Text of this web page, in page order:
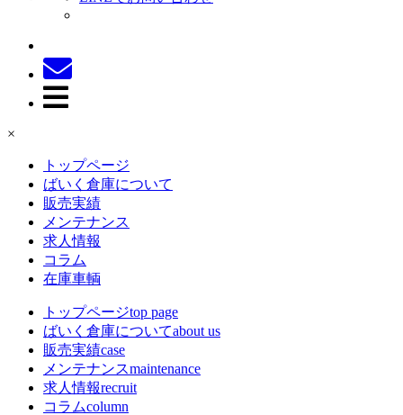
×
トップページ
ばいく倉庫について
販売実績
メンテナンス
求人情報
コラム
在庫車輌
トップページtop page
ばいく倉庫についてabout us
販売実績case
メンテナンスmaintenance
求人情報recruit
コラムcolumn